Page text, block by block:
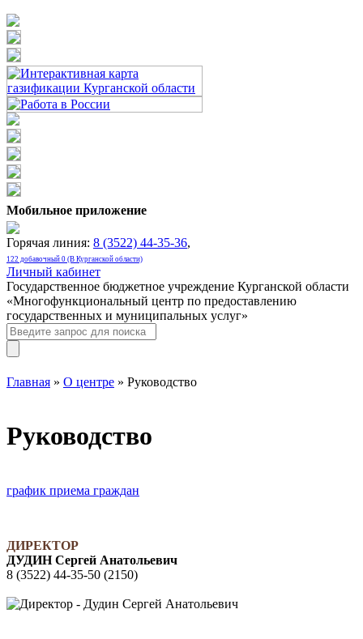
Мобильное приложение
Горячая линия: 8 (3522) 44-35-36,
122 добавочный 0 (В Курганской области)
Личный кабинет
Государственное бюджетное учреждение Курганской области
«Многофункциональный центр по предоставлению
государственных и муниципальных услуг»
Главная » О центре » Руководство
Руководство
график приема граждан
ДИРЕКТОР
ДУДИН Сергей Анатольевич
8 (3522) 44-35-50 (2150)